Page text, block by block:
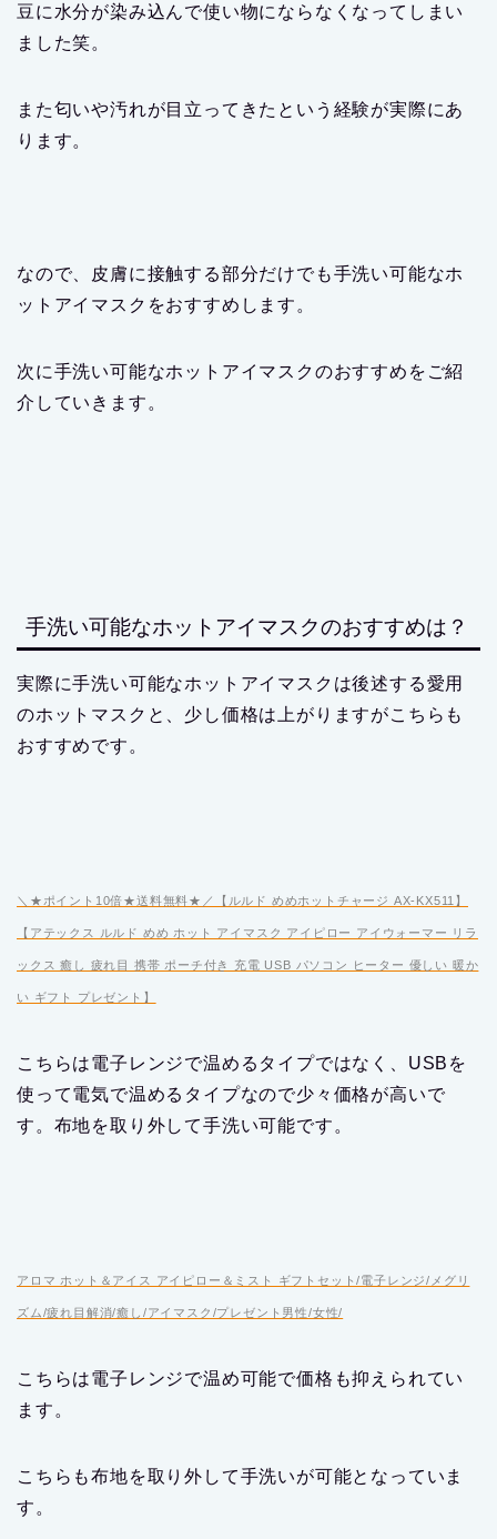
豆に水分が染み込んで使い物にならなくなってしまい
ました笑。
また匂いや汚れが目立ってきたという経験が実際にあ
ります。
なので、皮膚に接触する部分だけでも手洗い可能なホ
ットアイマスク をおすすめします。
次に手洗い可能なホットアイマスクのおすすめをご紹
介していきます。
手洗い可能なホットアイマスクのおすすめは？
実際に手洗い可能なホットアイマスクは後述する愛用
のホットマスクと、少し価格は上がりますがこちらも
おすすめです。
＼★ポイント10倍★送料無料★／【ルルド めめホットチャージ AX-KX511】
【アテックス ルルド めめ ホット アイマスク アイピロー アイウォーマー リラ
ックス 癒し 疲れ目 携帯 ポーチ付き 充電 USB パソコン ヒーター 優しい 暖か
い ギフト プレゼント】
こちらは電子レンジで温めるタイプではなく、USBを
使って電気で温めるタイプなので少々価格が高いで
す。布地を取り外して手洗い可能です。
アロマ ホット＆アイス アイピロー＆ミスト ギフトセット/電子レンジ/メグリ
ズム/疲れ目解消/癒し/アイマスク/プレゼント男性/女性/
こちらは電子レンジで温め可能で価格も抑えられてい
ます。
こちらも布地を取り外して手洗いが可能となっていま
す。